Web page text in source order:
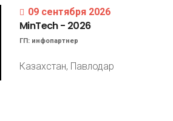
09 сентября 2026
MinTech- 2026
ГП: инфопартнер
Казахстан, Павлодар